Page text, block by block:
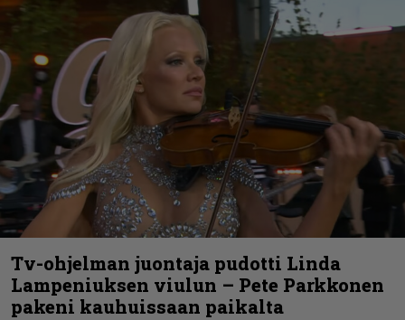
Tv-ohjelman juontaja pudotti Linda
Lampeniuksen viulun – Pete Parkkonen
pakeni kauhuissaan paikalta